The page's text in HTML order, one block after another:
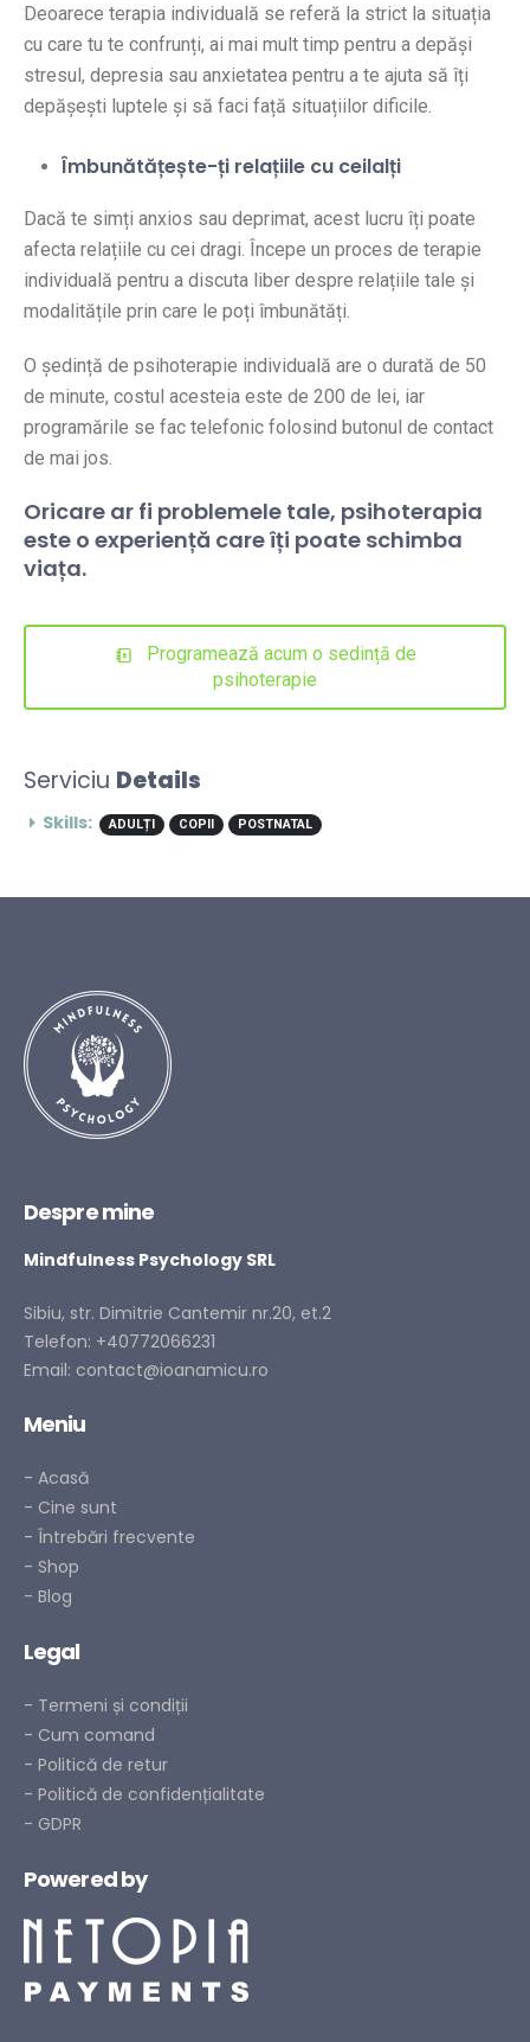
Deoarece terapia individuală se referă la strict la situația
cu care tu te confrunți, ai mai mult timp pentru a depăși
stresul, depresia sau anxietatea pentru a te ajuta să îți
depășești luptele și să faci față situațiilor dificile.
Îmbunătățește-ți relațiile cu ceilalți
Dacă te simți anxios sau deprimat, acest lucru îți poate
afecta relațiile cu cei dragi. Începe un proces de terapie
individuală pentru a discuta liber despre relațiile tale și
modalitățile prin care le poți îmbunătăți.
O ședință de psihoterapie individuală are o durată de 50
de minute, costul acesteia este de 200 de lei, iar
programările se fac telefonic folosind butonul de contact
de mai jos.
Oricare ar fi problemele tale, psihoterapia
este o experiență care îți poate schimba
viața.
Programează acum o sedință de
psihoterapie
Serviciu Details
Skills: ADULȚI COPII POSTNATAL
Despre mine
Mindfulness Psychology SRL
Sibiu, str. Dimitrie Cantemir nr.20, et.2
Telefon: +40772066231
Email: contact@ioanamicu.ro
Meniu
- Acasă
- Cine sunt
- Întrebări frecvente
- Shop
- Blog
Legal
- Termeni și condiții
- Cum comand
- Politică de retur
- Politică de confidențialitate
- GDPR
Powered by